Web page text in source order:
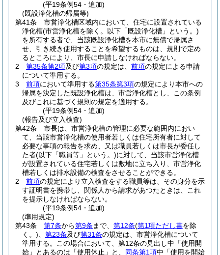
(平19条例54・追加)
(既設浄化槽の帰属等)
第41条
市営浄化槽区域内において、住宅に設置されている
浄化槽(市営浄化槽を除く。以下「既設浄化槽」という。)
を所有する者で、当該既設浄化槽を本市に無償で帰属さ
せ、引き続き使用することを希望するものは、規則で定め
るところにより、市長に申請しなければならない。
2
第35条第2項及び第3項の規定は、 前項の規定による申請
について準用する。
3
前項において準用する第35条第3項の規定により本市への
帰属を決定した既設浄化槽は、市営浄化槽とし、この条例
及びこれに基づく規則の規定を適用する。
(平19条例54・追加)
(報告及び立入検査)
第42条
市長は、市営浄化槽の管理に必要な範囲内におい
て、当該市営浄化槽の使用者若しくは住宅所有者に対して
必要な事項の報告を求め、又は職員若しくは市長が委任し
た者(以下「職員等」という。)に対して、当該市営浄化槽
が設置されている住宅若しくは敷地に立ち入り、市営浄化
槽若しくは排水設備の検査をさせることができる。
2
前項の規定により立入検査をする職員等は、その身分を示
す証明書を携帯し、関係人から請求があつたときは、これ
を提示しなければならない。
(平19条例54・追加)
(準用規定)
第43条
第7条から第9条 まで、 第12条(第1項ただし書を除
く。)
第23条及び第31条の規定は、市営浄化槽について
準用する。
この場合において、第12条の見出し中「使用開
始」とあるのは「使用休止」と、 同条第1項中「使用を開始